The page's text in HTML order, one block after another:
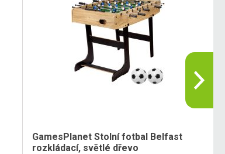
GamesPlanet Stolní fotbal Belfast
rozkládací, světlé dřevo